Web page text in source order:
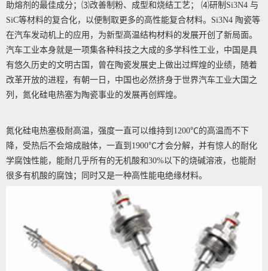
助熔剂的最佳成分；⑶改善制粉、成型和烧结工艺； ⑷研制Si3N4 与
SiC等材料的复合化，以便制取更多的高性能复合材料。Si3N4 陶瓷等
在汽车发动机上的应用，为新型高温结构材料的发展开创了新局面。
汽车工业本身就是一项集各种科技之大成的多学科性工业，中国是具
有悠久历史的文明古国，曾在陶瓷发展史上做出过辉煌的业绩，随着
改革开放的进程，有朝一日，中国也必然挤身于世界汽车工业大国之
列，氮化硅电热塞为陶瓷事业的发展再创辉煌。
氮化硅电热塞极耐高温，强度一直可以维持到1200℃的高温而不下
降，受热后不会熔成融体，一直到1900℃才会分解，并有惊人的耐化
学腐蚀性能，能耐几乎所有的无机酸和30%以下的烧碱溶液，也能耐
很多有机酸的腐蚀；同时又是一种高性能电绝缘材料。